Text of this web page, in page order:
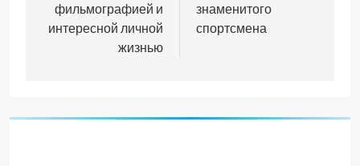
фильмографией и
интересной личной
жизнью
знаменитого
спортсмена